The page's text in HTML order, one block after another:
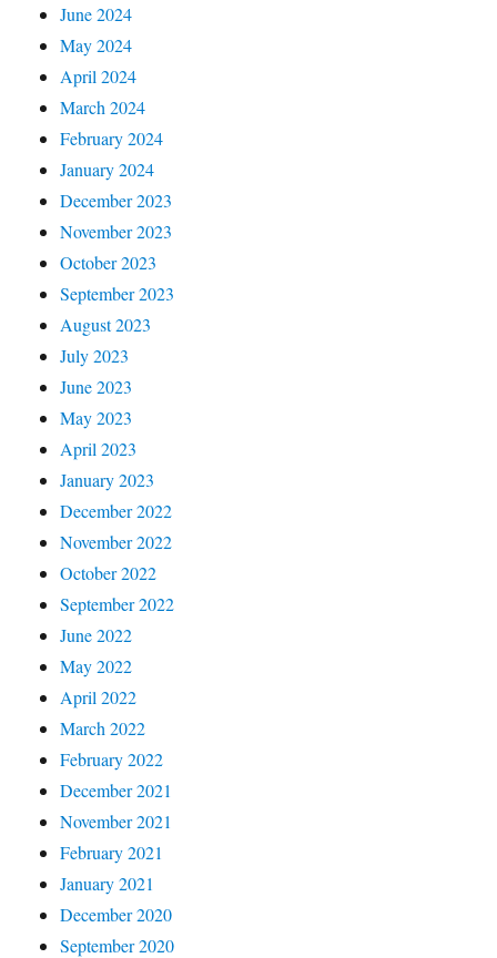
June 2024
May 2024
April 2024
March 2024
February 2024
January 2024
December 2023
November 2023
October 2023
September 2023
August 2023
July 2023
June 2023
May 2023
April 2023
January 2023
December 2022
November 2022
October 2022
September 2022
June 2022
May 2022
April 2022
March 2022
February 2022
December 2021
November 2021
February 2021
January 2021
December 2020
September 2020